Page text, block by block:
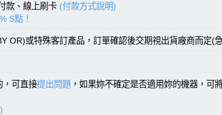
款、線上刷卡 (付款方式說明)
S點！
OR)或特殊客訂產品，訂單確認後交期視出貨廠商而定(
，可直接提出問題 ，如果妳不確定是否適用妳的機器，可